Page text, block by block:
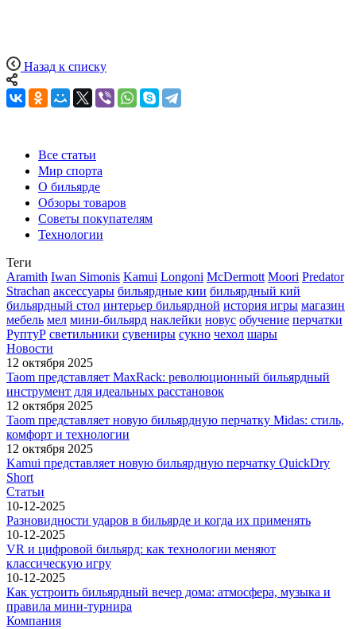
Назад к списку
Все статьи
Мир спорта
О бильярде
Обзоры товаров
Советы покупателям
Технологии
Теги
Aramith Iwan Simonis Kamui Longoni McDermott Moori Predator
Strachan аксессуары бильярдные кии бильярдный кий
бильярдный стол интерьер бильярдной история игры магазин
мебель мел мини-бильярд наклейки новус обучение перчатки
РуптуР светильники сувениры сукно чехол шары
Новости
12 октября 2025
Taom представляет MaxRack: революционный бильярдный
инструмент для идеальных расстановок
12 октября 2025
Taom представляет новую бильярдную перчатку Midas: стиль,
комфорт и технологии
12 октября 2025
Kamui представляет новую бильярдную перчатку QuickDry
Short
Статьи
10-12-2025
Разновидности ударов в бильярде и когда их применять
10-12-2025
VR и цифровой бильярд: как технологии меняют
классическую игру
10-12-2025
Как устроить бильярдный вечер дома: атмосфера, музыка и
правила мини-турнира
Компания